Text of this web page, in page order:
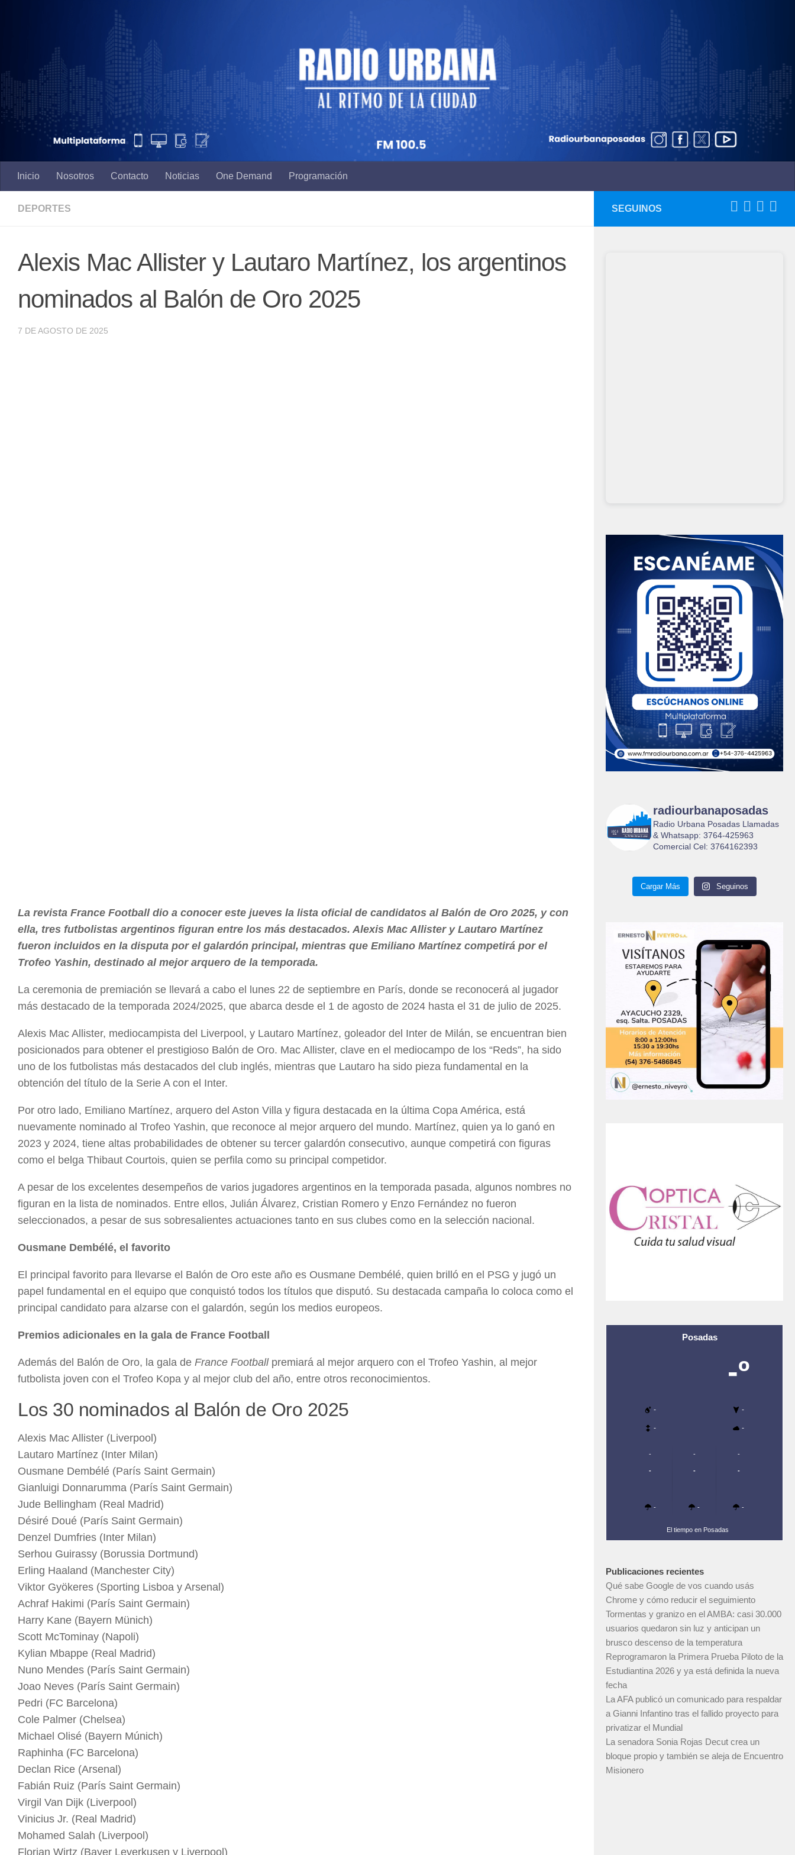
Inicio Nosotros Contacto Noticias One Demand Programación
DEPORTES
Alexis Mac Allister y Lautaro Martínez, los argentinos
nominados al Balón de Oro 2025
7 DE AGOSTO DE 2025
La revista France Football dio a conocer este jueves la lista oficial de candidatos al Balón de Oro 2025, y con
ella, tres futbolistas argentinos figuran entre los más destacados. Alexis Mac Allister y Lautaro Martínez
fueron incluidos en la disputa por el galardón principal, mientras que Emiliano Martínez competirá por el
Trofeo Yashin, destinado al mejor arquero de la temporada.
La ceremonia de premiación se llevará a cabo el lunes 22 de septiembre en París, donde se reconocerá al jugador
más destacado de la temporada 2024/2025, que abarca desde el 1 de agosto de 2024 hasta el 31 de julio de 2025.
Alexis Mac Allister, mediocampista del Liverpool, y Lautaro Martínez, goleador del Inter de Milán, se encuentran bien
posicionados para obtener el prestigioso Balón de Oro. Mac Allister, clave en el mediocampo de los “Reds”, ha sido
uno de los futbolistas más destacados del club inglés, mientras que Lautaro ha sido pieza fundamental en la
obtención del título de la Serie A con el Inter.
Por otro lado, Emiliano Martínez, arquero del Aston Villa y figura destacada en la última Copa América, está
nuevamente nominado al Trofeo Yashin, que reconoce al mejor arquero del mundo. Martínez, quien ya lo ganó en
2023 y 2024, tiene altas probabilidades de obtener su tercer galardón consecutivo, aunque competirá con figuras
como el belga Thibaut Courtois, quien se perfila como su principal competidor.
A pesar de los excelentes desempeños de varios jugadores argentinos en la temporada pasada, algunos nombres no
figuran en la lista de nominados. Entre ellos, Julián Álvarez, Cristian Romero y Enzo Fernández no fueron
seleccionados, a pesar de sus sobresalientes actuaciones tanto en sus clubes como en la selección nacional.
Ousmane Dembélé, el favorito
El principal favorito para llevarse el Balón de Oro este año es Ousmane Dembélé, quien brilló en el PSG y jugó un
papel fundamental en el equipo que conquistó todos los títulos que disputó. Su destacada campaña lo coloca como el
principal candidato para alzarse con el galardón, según los medios europeos.
Premios adicionales en la gala de France Football
Además del Balón de Oro, la gala de France Footballpremiará al mejor arquero con el Trofeo Yashin, al mejor
futbolista joven con el Trofeo Kopa y al mejor club del año, entre otros reconocimientos.
Los 30 nominados al Balón de Oro 2025
Alexis Mac Allister (Liverpool)
Lautaro Martínez (Inter Milan)
Ousmane Dembélé (París Saint Germain)
Gianluigi Donnarumma (París Saint Germain)
Jude Bellingham (Real Madrid)
Désiré Doué (París Saint Germain)
Denzel Dumfries (Inter Milan)
Serhou Guirassy (Borussia Dortmund)
Erling Haaland (Manchester City)
Viktor Gyökeres (Sporting Lisboa y Arsenal)
Achraf Hakimi (París Saint Germain)
Harry Kane (Bayern Münich)
Scott McTominay (Napoli)
Kylian Mbappe (Real Madrid)
Nuno Mendes (París Saint Germain)
Joao Neves (París Saint Germain)
Pedri (FC Barcelona)
Cole Palmer (Chelsea)
Michael Olisé (Bayern Múnich)
Raphinha (FC Barcelona)
Declan Rice (Arsenal)
Fabián Ruiz (París Saint Germain)
Virgil Van Dijk (Liverpool)
Vinicius Jr. (Real Madrid)
Mohamed Salah (Liverpool)
Florian Wirtz (Bayer Leverkusen y Liverpool)
SEGUINOS
radiourbanaposadas
Radio Urbana Posadas Llamadas
& Whatsapp: 3764-425963
Comercial Cel: 3764162393
Cargar Más Seguinos
Posadas
-º
- -
- -
-
-
-
-
-
-
-
-
-
El tiempo en Posadas
Publicaciones recientes
Qué sabe Google de vos cuando usás
Chrome y cómo reducir el seguimiento
Tormentas y granizo en el AMBA: casi 30.000
usuarios quedaron sin luz y anticipan un
brusco descenso de la temperatura
Reprogramaron la Primera Prueba Piloto de la
Estudiantina 2026 y ya está definida la nueva
fecha
La AFA publicó un comunicado para respaldar
a Gianni Infantino tras el fallido proyecto para
privatizar el Mundial
La senadora Sonia Rojas Decut crea un
bloque propio y también se aleja de Encuentro
Misionero